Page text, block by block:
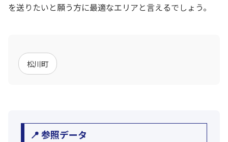
を送りたいと願う方に最適なエリアと言えるでしょう。
松川町
📍 参照データ